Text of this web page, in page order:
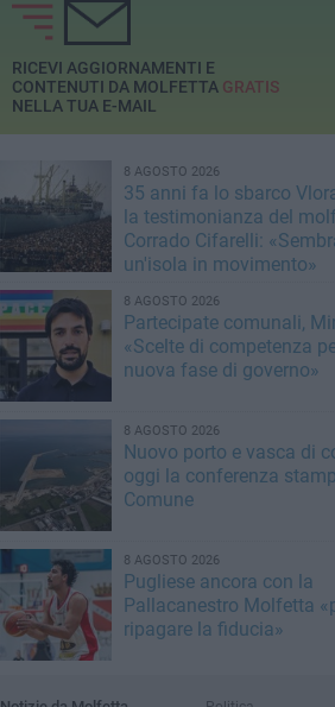
RICEVI AGGIORNAMENTI E
CONTENUTI DA MOLFETTA GRATIS
NELLA TUA E-MAIL
8 AGOSTO 2026
35 anni fa lo sbarco
la testimonianza del
Corrado Cifarelli:
un'isola in movimento»
8 AGOSTO 2026
Partecipate comunali,
«Scelte di competenza
nuova fase di governo»
8 AGOSTO 2026
Nuovo porto e vasca di
oggi la conferenza
Comune
8 AGOSTO 2026
Pugliese ancora con la
Pallacanestro Molfetta
ripagare la fiducia»